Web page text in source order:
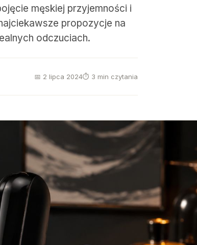
męskiej przyjemności i
propozycje na
odczuciach.
📅 2 lipca 2024⏱ 3 min czytania